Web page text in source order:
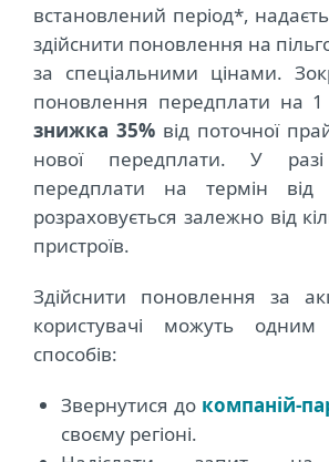
встановлений період*,
здійснити поновлення на
за спеціальними цінами.
поновлення передплати на 1
знижка 35% від поточної
нової передплати. У
передплати на термін
розраховується залежно від
пристроїв.
Здійснити поновлення за
користувачі можуть
способів:
Звернутися до компаній-
своєму регіоні.